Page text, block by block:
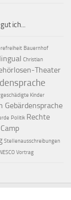
ich...
Bauernhof
Christian
Theater
Kinder
Gebärdensprache
Politik Rechte
Stellenausschreibungen
Vortrag